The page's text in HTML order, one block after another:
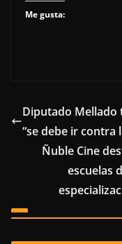
Me gusta:
Diputado Mellado
“se debe ir contra
Ñuble Cine
escuelas